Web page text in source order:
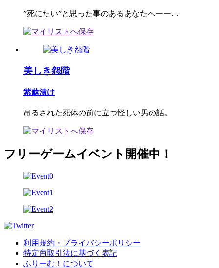
”死にたい”と思った事のあるあなたへーー…
美しき怨階
紫蘇漬け
吊るされた死体の前に立つ怪しい男の話。
フリーゲームイベント開催中！
利用規約・プライバシーポリシー
特定商取引法に基づく表記
ふりーむ！について